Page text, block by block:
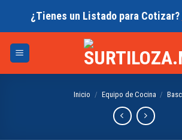
¿Tienes un Listado para Cotizar?
Inicio / Equipo de Cocina /